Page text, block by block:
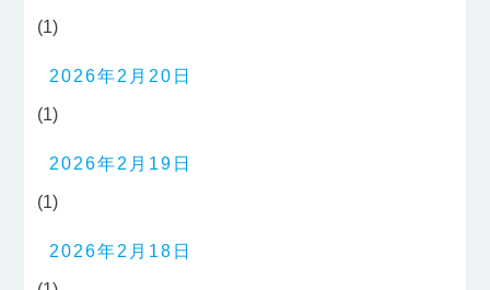
(1)
2026年2月20日
(1)
2026年2月19日
(1)
2026年2月18日